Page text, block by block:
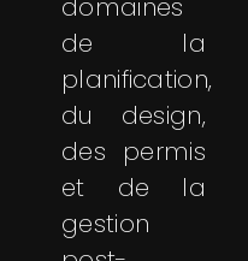
domaines
de la
planification,
du design,
des permis
et de la
gestion